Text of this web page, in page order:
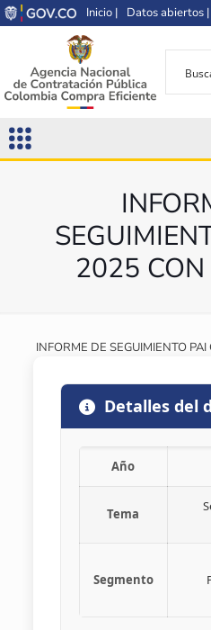
Inicio | Datos abiertos |
2025
INFORME DE SEGUIMIENTO
Detalles del
Año
Tema
Segmento